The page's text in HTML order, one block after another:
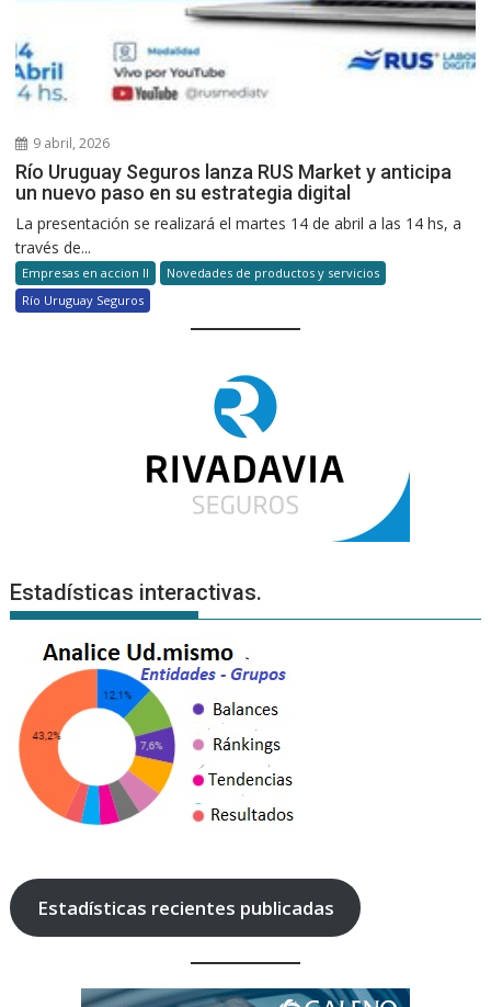
9 abril, 2026
Río Uruguay Seguros lanza RUS Market y anticipa
un nuevo paso en su estrategia digital
La presentación se realizará el martes 14 de abril a las 14 hs, a
través de...
Empresas en accion II
Novedades de productos y servicios
Río Uruguay Seguros
Estadísticas interactivas.
Estadísticas recientes publicadas